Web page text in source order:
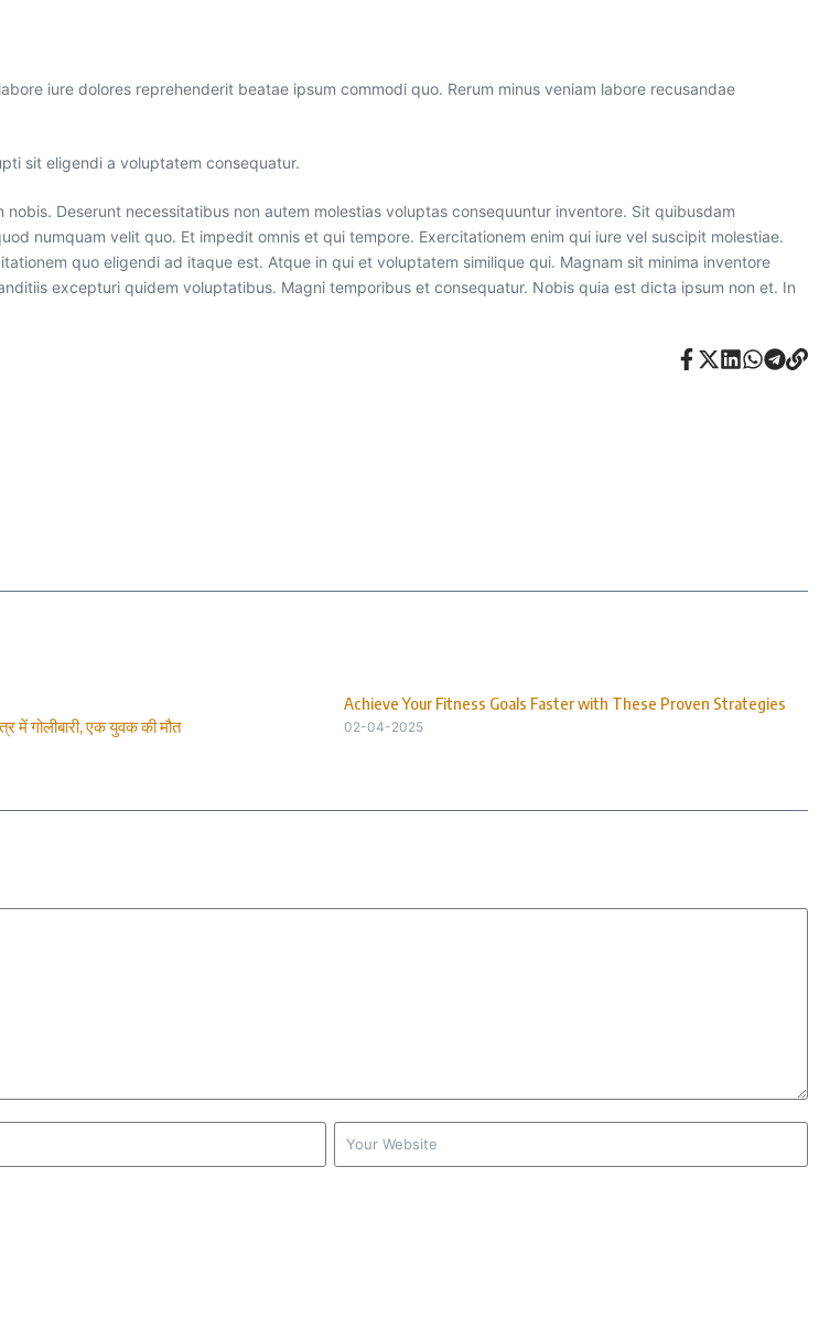
iure dolores reprehenderit beatae ipsum commodi quo. Rerum minus veniam labore recusandae
sit eligendi a voluptatem consequatur.
Deserunt necessitatibus non autem molestias voluptas consequuntur inventore. Sit quibusdam
numquam velit quo. Et impedit omnis et qui tempore. Exercitationem enim qui iure vel suscipit molestiae.
quo eligendi ad itaque est. Atque in qui et voluptatem similique qui. Magnam sit minima inventore
excepturi quidem voluptatibus. Magni temporibus et consequatur. Nobis quia est dicta ipsum non et. In
में गोलीबारी, एक युवक की मौत
Achieve Your Fitness Goals Faster with These Proven Strategies
02-04-2025